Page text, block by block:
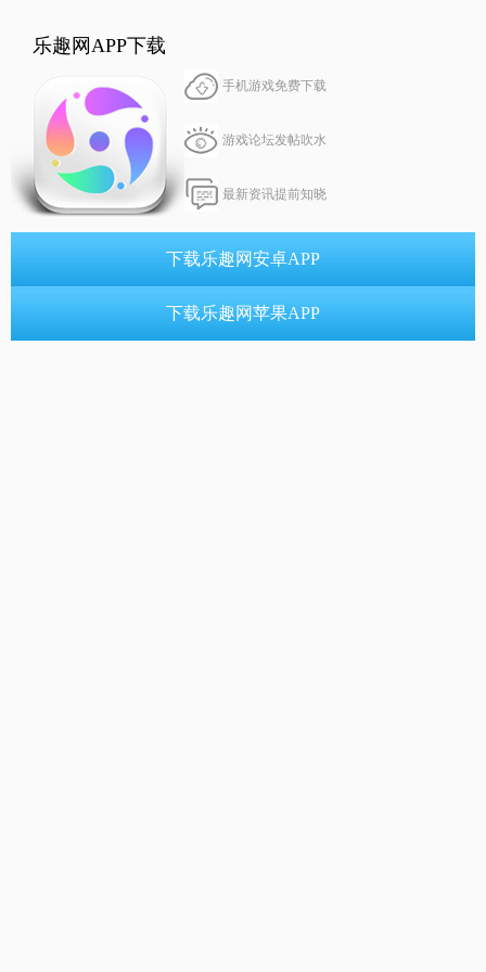
乐趣网APP下载
手机游戏免费下载
游戏论坛发帖吹水
最新资讯提前知晓
下载乐趣网安卓APP
下载乐趣网苹果APP